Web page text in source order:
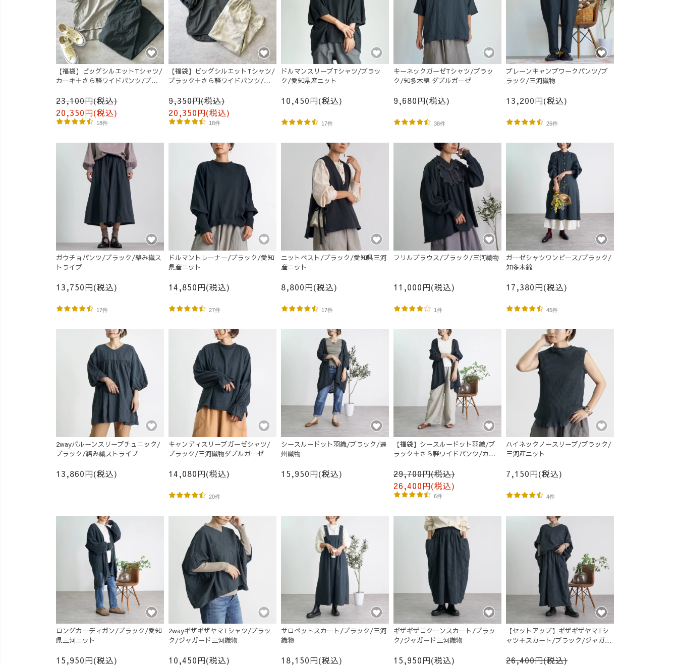
【福袋】ビッグシルエットTシャツ/
カーキ＋さら軽ワイドパンツ/ブラ
23,100円(税込)
20,350円(税込)
18件
【福袋】ビッグシルエットTシャツ/
ブラック＋さら軽ワイドパンツ/カ
9,350円(税込)
20,350円(税込)
18件
ドルマンスリーブTシャツ/ブラッ
ク/愛知県産ニット
10,450円(税込)
17件
キーネックガーゼTシャツ/ブラッ
ク/知多木綿 ダブルガーゼ
9,680円(税込)
38件
プレーンキャンプワークパンツ/ブ
ラック/三河織物
13,200円(税込)
26件
ガウチョパンツ/ブラック/絡み織ス
トライプ
13,750円(税込)
17件
ドルマントレーナー/ブラック/愛知
県産ニット
14,850円(税込)
27件
ニットベスト/ブラック/愛知県三河
産ニット
8,800円(税込)
17件
フリルブラウス/ブラック/三河織物
11,000円(税込)
1件
ガーゼシャツワンピース/ブラック/
知多木綿
17,380円(税込)
45件
2wayバルーンスリーブチュニック/
ブラック/絡み織ストライプ
13,860円(税込)
キャンディスリーブガーゼシャツ/
ブラック/三河織物ダブルガーゼ
14,080円(税込)
20件
シースルードット羽織/ブラック/遠
州織物
15,950円(税込)
【福袋】シースルードット羽織/ブ
ラック＋さら軽ワイドパンツ/カー
29,700円(税込)
26,400円(税込)
6件
ハイネックノースリーブ/ブラック/
三河産ニット
7,150円(税込)
4件
ロングカーディガン/ブラック/愛知
県三河ニット
15,950円(税込)
2wayギザギザヤマTシャツ/ブラッ
ク/ジャガード三河織物
10,450円(税込)
サロペットスカート/ブラック/三河
織物
18,150円(税込)
ギザギザコクーンスカート/ブラッ
ク/ジャガード三河織物
15,950円(税込)
【セットアップ】ギザギザヤマTシ
ャツ＋スカート/ブラック/ジャガー
26,400円(税込)